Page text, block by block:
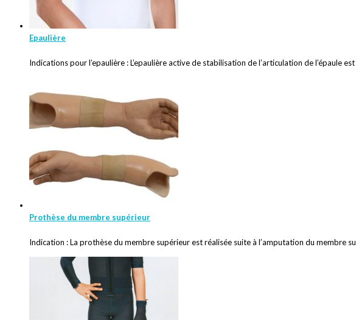
Epaulière
Indications pour l’epaulière : L’epaulière active de stabilisation de l’articulation de l’épaule
Prothèse du membre supérieur
Indication : La prothèse du membre supérieur est réalisée suite à l’amputation du membre